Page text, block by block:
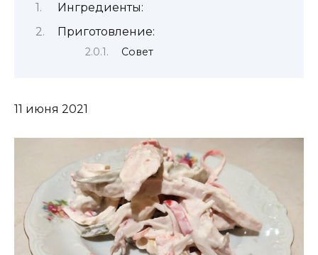
Ингредиенты:
Приготовление:
Совет
11 июня 2021